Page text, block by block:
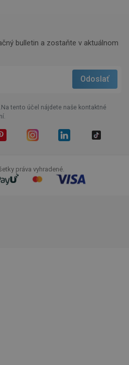
bulletin a zostaňte v aktuálnom
tento účel nájdete naše kontaktné
práva vyhradené.